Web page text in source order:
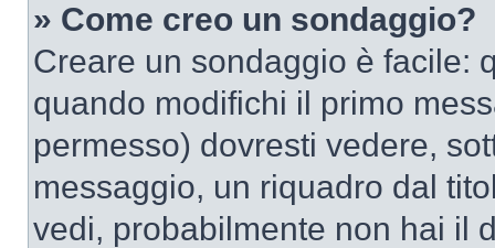
» Come creo un sondaggio?
Creare un sondaggio è facile:
quando modifichi il primo
permesso) dovresti vedere,
messaggio, un riquadro dal
vedi, probabilmente non hai il